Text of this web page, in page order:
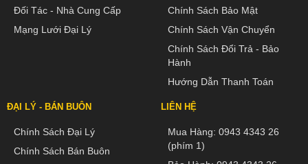
Đối Tác - Nhà Cung Cấp
Mạng Lưới Đại Lý
Chính Sách Bảo Mật
Chính Sách Vận Chuyển
Chính Sách Đổi Trả - Bảo
Hành
Hướng Dẫn Thanh Toán
ĐẠI LÝ - BÁN BUÔN
Chính Sách Đại Lý
Chính Sách Bán Buôn
LIÊN HỆ
Mua Hàng: 0943 4343 26
(phím 1)